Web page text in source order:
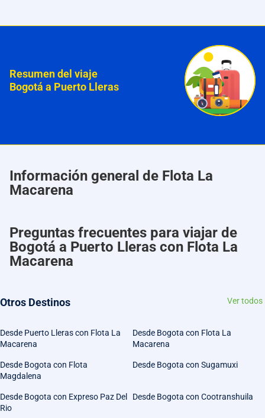
Resumen del viaje
Bogotá a Puerto Lleras
Información general de Flota La
Macarena
Preguntas frecuentes para viajar de
Bogotá a Puerto Lleras con Flota La
Macarena
Otros Destinos Ver todos
Desde Puerto Lleras con Flota La
Macarena
Desde Bogota con Flota La
Macarena
Desde Bogota con Flota
Magdalena
Desde Bogota con Sugamuxi
Desde Bogota con Expreso Paz Del
Rio
Desde Bogota con Cootranshuila